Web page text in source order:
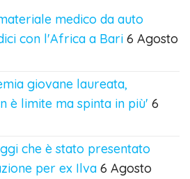
medico da auto
con l'Africa a Bari 6 Agosto
giovane laureata,
è limite ma spinta in più' 6
che è stato presentato
per ex Ilva 6 Agosto